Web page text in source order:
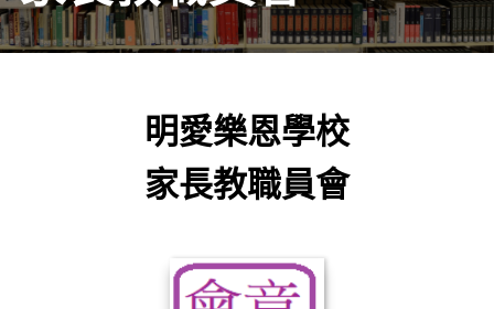
明愛樂恩學校
家長教職員會